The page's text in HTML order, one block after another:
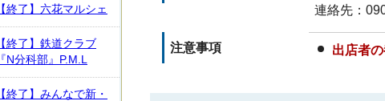
連絡先：
注意事項 出店者
【終了】六花マルシェ
【終了】鉄道クラブ
『N分科部』P.M.L
【終了】みんなで新・